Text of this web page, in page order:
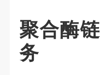
聚合酶
务